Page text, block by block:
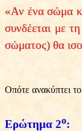
«Αν ένα σώμα
συνδέεται με
σώματος) θα
Οπότε ανακύπτει
Ερώτημα 2ο: